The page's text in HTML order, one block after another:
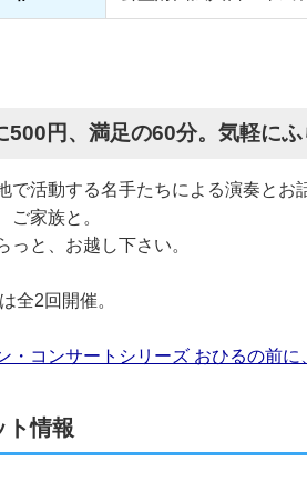
500円、満足の60分。気軽に
で活動する名手たちによる演奏とお
ご家族と。
っと、お越し下さい。
全2回開催。
・コンサートシリーズ おひるの前に
ト情報